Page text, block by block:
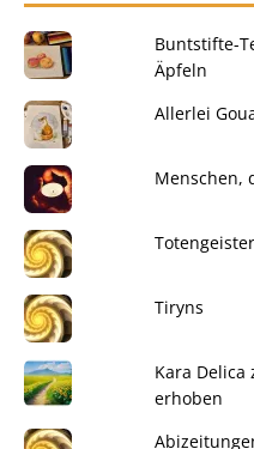
Buntstifte-
Äpfeln
Allerlei
Menschen,
Totengeister
Tiryns
Kara
erhoben